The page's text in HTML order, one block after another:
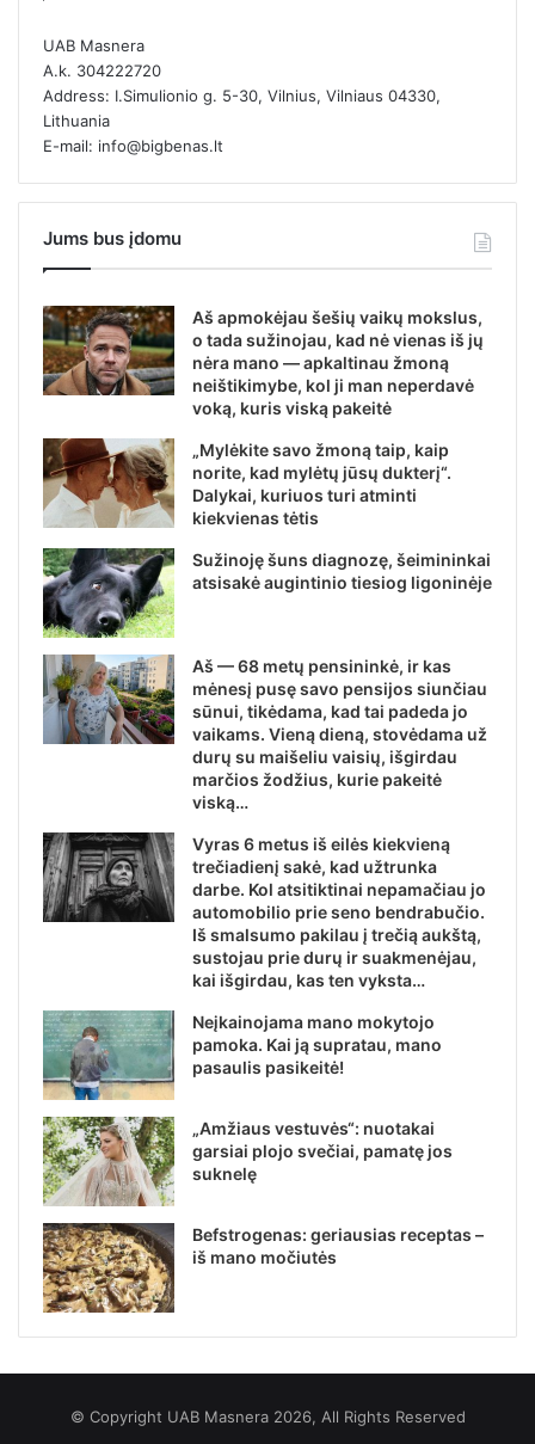
UAB Masnera
A.k. 304222720
Address: I.Simulionio g. 5-30, Vilnius, Vilniaus 04330,
Lithuania
E-mail: info@bigbenas.lt
Jums bus įdomu
Aš apmokėjau šešių vaikų mokslus,
o tada sužinojau, kad nė vienas iš jų
nėra mano — apkaltinau žmoną
neištikimybe, kol ji man neperdavė
voką, kuris viską pakeitė
„Mylėkite savo žmoną taip, kaip
norite, kad mylėtų jūsų dukterį“.
Dalykai, kuriuos turi atminti
kiekvienas tėtis
Sužinoję šuns diagnozę, šeimininkai
atsisakė augintinio tiesiog ligoninėje
Aš — 68 metų pensininkė, ir kas
mėnesį pusę savo pensijos siunčiau
sūnui, tikėdama, kad tai padeda jo
vaikams. Vieną dieną, stovėdama už
durų su maišeliu vaisių, išgirdau
marčios žodžius, kurie pakeitė
viską…
Vyras 6 metus iš eilės kiekvieną
trečiadienį sakė, kad užtrunka
darbe. Kol atsitiktinai nepamačiau jo
automobilio prie seno bendrabučio.
Iš smalsumo pakilau į trečią aukštą,
sustojau prie durų ir suakmenėjau,
kai išgirdau, kas ten vyksta…
Neįkainojama mano mokytojo
pamoka. Kai ją supratau, mano
pasaulis pasikeitė!
„Amžiaus vestuvės“: nuotakai
garsiai plojo svečiai, pamatę jos
suknelę
Befstrogenas: geriausias receptas –
iš mano močiutės
© Copyright UAB Masnera 2026, All Rights Reserved